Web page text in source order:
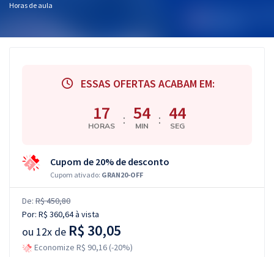
Aprovados
Horas de aula
ESSAS OFERTAS ACABAM EM:
17
HORAS : 54
MIN : 44
SEG
Cupom de 20% de desconto
Cupom ativado: GRAN20-OFF
De: R$ 450,80
Por: R$ 360,64à vista
ou 12x de R$ 30,05
Economize R$ 90,16 (-20%)